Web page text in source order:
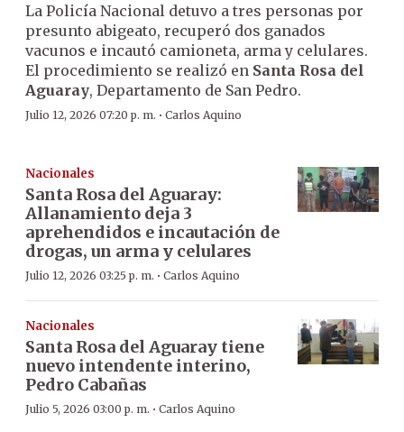
La Policía Nacional detuvo a tres personas por
presunto abigeato, recuperó dos ganados
vacunos e incautó camioneta, arma y celulares.
El procedimiento se realizó en Santa Rosa del
Aguaray, Departamento de San Pedro.
Julio 12, 2026 07:20 p. m. · Carlos Aquino
Nacionales
Santa Rosa del Aguaray:
Allanamiento deja 3
aprehendidos e incautación de
drogas, un arma y celulares
Julio 12, 2026 03:25 p. m. · Carlos Aquino
Nacionales
Santa Rosa del Aguaray tiene
nuevo intendente interino,
Pedro Cabañas
Julio 5, 2026 03:00 p. m. · Carlos Aquino